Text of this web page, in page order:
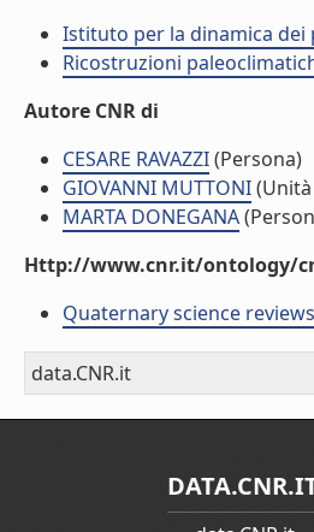
Istituto per la dinamica dei
Ricostruzioni
Autore CNR di
CESARE RAVAZZI(Persona)
GIOVANNI MUTTONI
MARTA DONEGANA
Http://www.cnr.it/ontology/
Quaternary science reviews
data.CNR.it